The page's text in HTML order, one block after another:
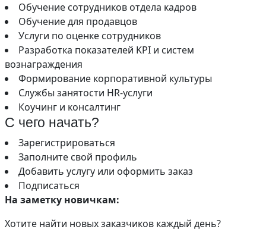
Обучение сотрудников отдела кадров
Обучение для продавцов
Услуги по оценке сотрудников
Разработка показателей KPI и систем
вознаграждения
Формирование корпоративной культуры
Службы занятости HR-услуги
Коучинг и консалтинг
С чего начать?
Зарегистрироваться
Заполните свой профиль
Добавить услугу или оформить заказ
Подписаться
На заметку новичкам:
Хотите найти новых заказчиков каждый день?